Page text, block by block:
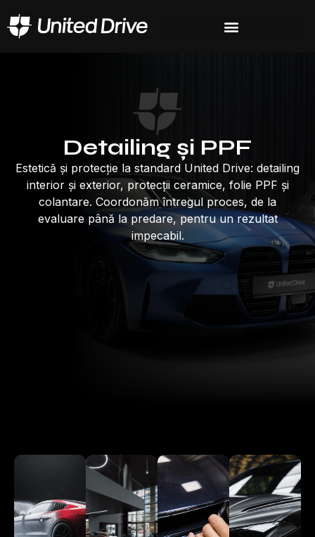
Detailing și PPF
Estetică și protecție la standard United Drive: detailing
interior și exterior, protecții ceramice, folie PPF și
colantare. Coordonăm întregul proces, de la
evaluare până la predare, pentru un rezultat
impecabil.